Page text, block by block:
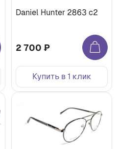
Daniel Hunter 2863 с2
2 700 ₽
Купить в 1 клик